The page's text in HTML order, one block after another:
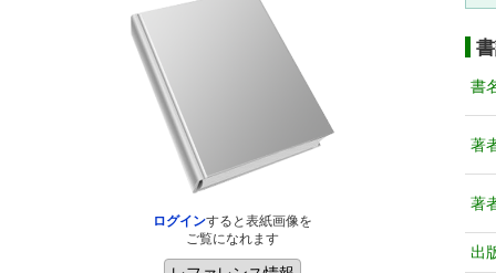
ログインすると表紙画像を
ご覧になれます
書
著
著
出